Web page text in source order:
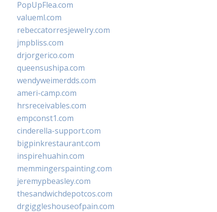
PopUpFlea.com
valueml.com
rebeccatorresjewelry.com
jmpbliss.com
drjorgerico.com
queensushipa.com
wendyweimerdds.com
ameri-camp.com
hrsreceivables.com
empconst1.com
cinderella-support.com
bigpinkrestaurant.com
inspirehuahin.com
memmingerspainting.com
jeremypbeasley.com
thesandwichdepotcos.com
drgiggleshouseofpain.com